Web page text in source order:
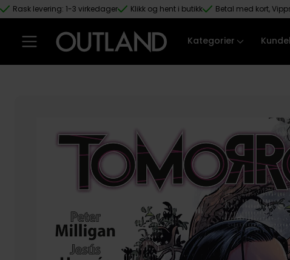
Hopp til hovedinnhold
Rask levering: 1-3 virkedager Klikk og hent i butikk Betal med kort,
Kategorier